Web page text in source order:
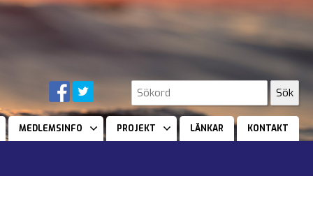
MEDLEMSINFO PROJEKT LÄNKAR KONTAKT